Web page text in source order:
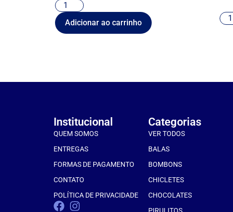
Adicionar ao carrinho
Institucional
QUEM SOMOS
ENTREGAS
FORMAS DE PAGAMENTO
CONTATO
POLÍTICA DE PRIVACIDADE
Categorias
VER TODOS
BALAS
BOMBONS
CHICLETES
CHOCOLATES
PIRULITOS